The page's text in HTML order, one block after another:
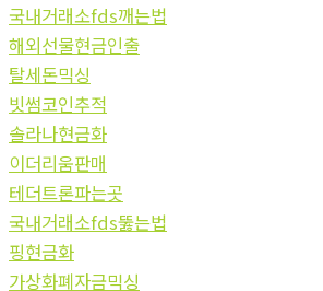
국내거래소fds깨는법
해외선물현금인출
탈세돈믹싱
빗썸코인추적
솔라나현금화
이더리움판매
테더트론파는곳
국내거래소fds뚫는법
핑현금화
가상화폐자금믹싱